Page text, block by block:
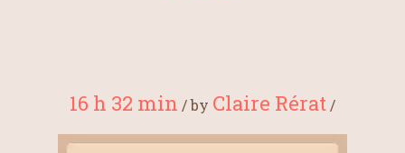
16 h 32 min /by Claire Rérat /